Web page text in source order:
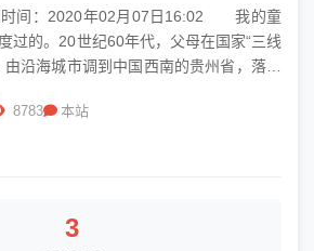
时间：2020年02月07日16:02 我的童
过的。20世纪60年代，父母在国家“三线
沿海城市调到中国西南的贵州省，落户
数民族自治县，但周围都是苗族、侗族
8783 本站
3